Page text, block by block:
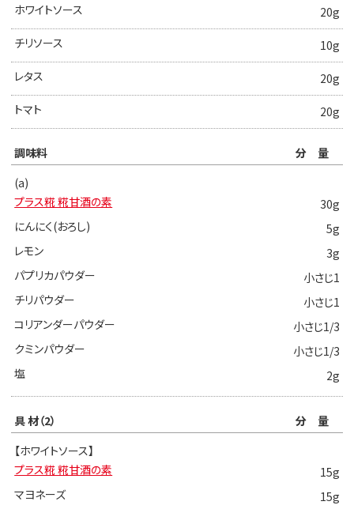
ホワイトソース
20g
チリソース
10g
レタス
20g
トマト
20g
調味料
分量
(a)
プラス糀 糀甘酒の素
30g
にんにく(おろし)
5g
レモン
3g
パプリカパウダー
小さじ1
チリパウダー
小さじ1
コリアンダーパウダー
小さじ1/3
クミンパウダー
小さじ1/3
塩
2g
具 材（2）
分量
【ホワイトソース】
プラス糀 糀甘酒の素
15g
マヨネーズ
15g